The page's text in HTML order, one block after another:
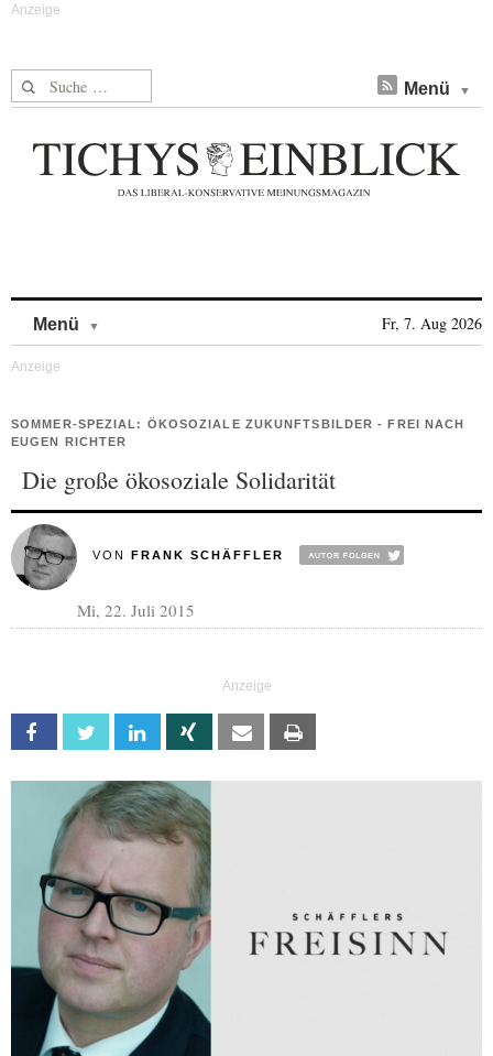
Suche nach: Menü
Menü Fr, 7. Aug 2026
SOMMER-SPEZIAL: ÖKOSOZIALE ZUKUNFTSBILDER - FREI NACH
EUGEN RICHTER
Die große ökosoziale Solidarität
VON FRANK SCHÄFFLER
Mi, 22. Juli 2015
Facebook Twitter Linkedin Xing Email